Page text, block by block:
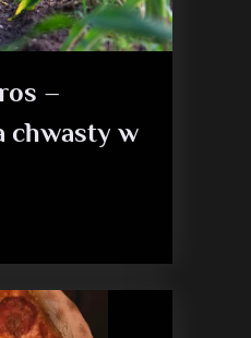
–
chwasty w